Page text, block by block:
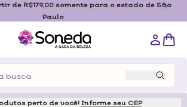
de R$179,00 somente para o estado de São
Paulo
perto de você! Informe seu CEP